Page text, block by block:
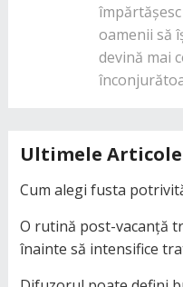
oamenii să
devină mai
Ultimele Articole
Cum alegi fusta
O rutină post-vacanță
înainte să intensifice